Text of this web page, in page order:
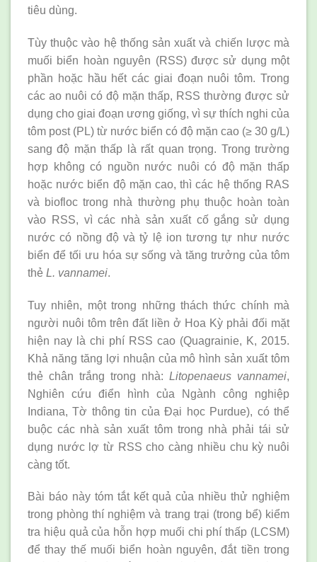
tiêu dùng.
Tùy thuộc vào hệ thống sản xuất và chiến lược mà
muối biển hoàn nguyên (RSS) được sử dụng một
phần hoặc hầu hết các giai đoạn nuôi tôm. Trong
các ao nuôi có độ mặn thấp, RSS thường được sử
dụng cho giai đoạn ương giống, vì sự thích nghi của
tôm post (PL) từ nước biển có độ mặn cao (≥ 30 g/L)
sang độ mặn thấp là rất quan trọng. Trong trường
hợp không có nguồn nước nuôi có độ mặn thấp
hoặc nước biển độ mặn cao, thì các hệ thống RAS
và biofloc trong nhà thường phụ thuộc hoàn toàn
vào RSS, vì các nhà sản xuất cố gắng sử dụng
nước có nồng độ và tỷ lệ ion tương tự như nước
biển để tối ưu hóa sự sống và tăng trưởng của tôm
thẻ L. vannamei.
Tuy nhiên, một trong những thách thức chính mà
người nuôi tôm trên đất liền ở Hoa Kỳ phải đối mặt
hiện nay là chi phí RSS cao (Quagrainie, K, 2015.
Khả năng tăng lợi nhuận của mô hình sản xuất tôm
thẻ chân trắng trong nhà: Litopenaeus vannamei,
Nghiên cứu điển hình của Ngành công nghiệp
Indiana, Tờ thông tin của Đại học Purdue), có thể
buộc các nhà sản xuất tôm trong nhà phải tái sử
dụng nước lợ từ RSS cho càng nhiều chu kỳ nuôi
càng tốt.
Bài báo này tóm tắt kết quả của nhiều thử nghiệm
trong phòng thí nghiệm và trang trại (trong bể) kiểm
tra hiệu quả của hỗn hợp muối chi phí thấp (LCSM)
để thay thế muối biển hoàn nguyên, đắt tiền trong